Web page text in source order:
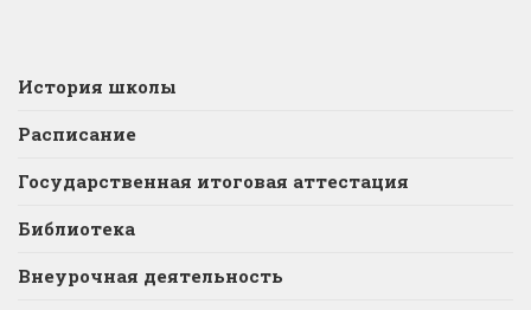
История школы
Расписание
Государственная итоговая аттестация
Библиотека
Внеурочная деятельность